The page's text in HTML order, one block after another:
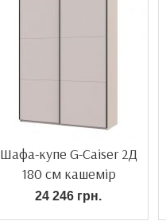
Шафа-купе G-Caiser 2Д
180 см кашемір
24 246 грн.